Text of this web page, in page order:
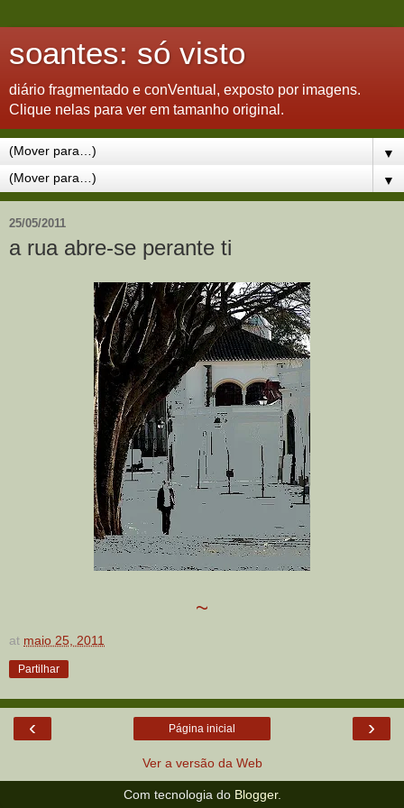
soantes: só visto
diário fragmentado e conVentual, exposto por imagens.
Clique nelas para ver em tamanho original.
▼
▼
25/05/2011
a rua abre-se perante ti
~
at maio 25, 2011
Partilhar
‹ ›
Página inicial
Ver a versão da Web
Com tecnologia do Blogger.